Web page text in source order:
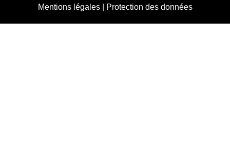
Mentions légales| Protection des données